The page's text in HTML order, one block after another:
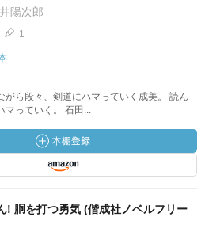
陽次郎
1
がら段々、剣道にハマっていく成美。 読ん
マっていく。 石田...
! 胴を打つ勇気 (偕成社ノベルフリー